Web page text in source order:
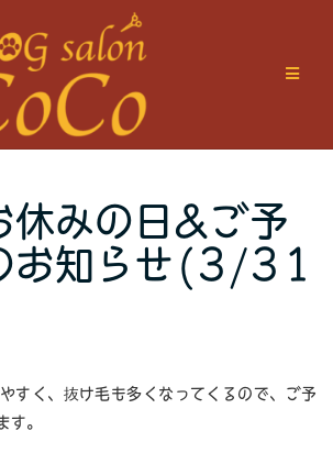
休みの日&ご予
お知らせ(3/31
すく、抜け毛も多くなってくるので、ご予
。